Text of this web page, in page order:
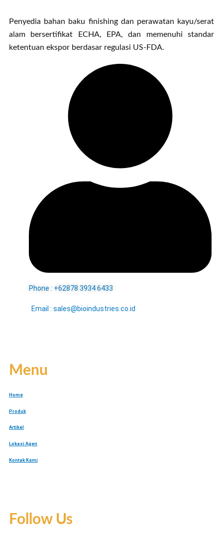
Penyedia bahan baku finishing dan perawatan kayu/serat
alam bersertifikat ECHA, EPA, dan memenuhi standar
ketentuan ekspor berdasar regulasi US-FDA.
Phone : +62878 3934 6433
Email : sales@bioindustries.co.id
Menu
Home
Produk
Artikel
Lokasi Agen
Kontak Kami
Follow Us